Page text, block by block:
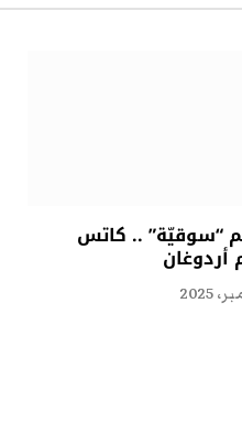
“سوقيّة” .. كاتس
أردوغان